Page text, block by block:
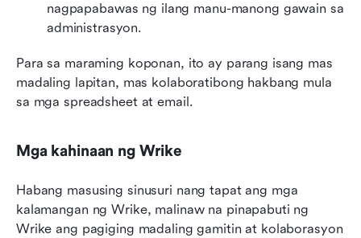
nagpapabawas ng ilang manu-manong gawain sa
administrasyon.
Para sa maraming koponan, ito ay parang isang mas
madaling lapitan, mas kolaboratibong hakbang mula
sa mga spreadsheet at email.
Mga kahinaan ng Wrike
Habang masusing sinusuri nang tapat ang mga
kalamangan ng Wrike, malinaw na pinapabuti ng
Wrike ang pagiging madaling gamitin at kolaborasyon